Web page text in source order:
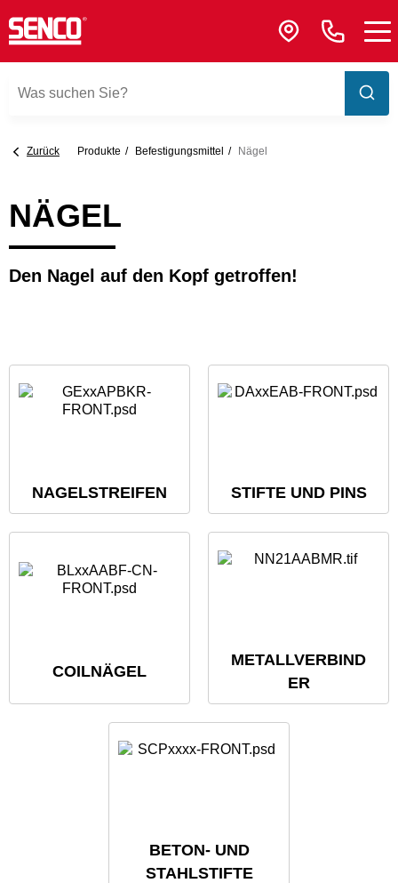
Zurück Produkte Befestigungsmittel Nägel
NÄGEL
Den Nagel auf den Kopf getroffen!
NAGELSTREIFEN STIFTE UND PINS
COILNÄGEL
METALLVERBIND
ER
BETON- UND
STAHLSTIFTE